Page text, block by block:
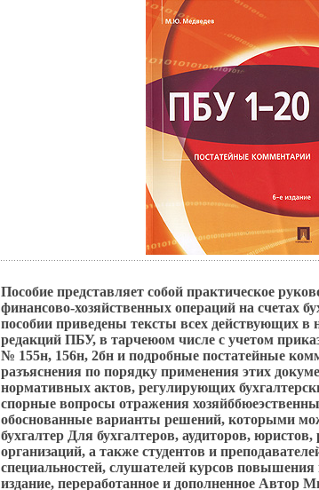
Пособие представляет собой практическое
финансово-хозяйственных операций на счетах
пособии приведены тексты всех действующих в
редакций ПБУ, в тарчеюом числе с учетом
№ 155н, 156н, 2бн и подробные постатейные
разъяснения по порядку применения этих
нормативных актов, регулирующих
спорные вопросы отражения
обоснованные варианты решений, которыми
бухгалтер Для бухгалтеров, аудиторов, юристов,
организаций, а также студентов и
специальностей, слушателей курсов
издание, переработанное и дополненное Автор